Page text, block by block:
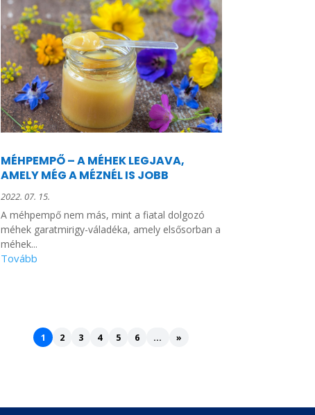
MÉHPEMPŐ – A MÉHEK LEGJAVA,
AMELY MÉG A MÉZNÉL IS JOBB
2022. 07. 15.
A méhpempő nem más, mint a fiatal dolgozó
méhek garatmirigy-váladéka, amely elsősorban a
méhek...
1 2 3 4 5 6 ... »